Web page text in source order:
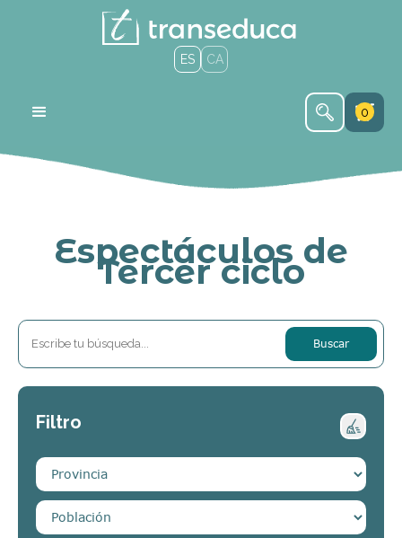
ES CA
0
Espectáculos de
Tercer ciclo
Buscar
Filtro